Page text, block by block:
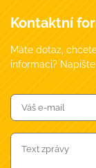
Kontaktní
Máte dotaz,
informaci?